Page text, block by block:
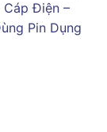
Cáp Điện –
Pin Dụng